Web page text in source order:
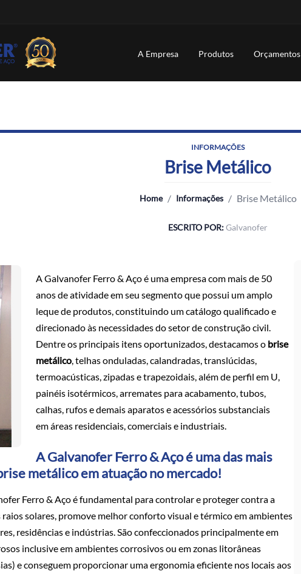
A Empresa Produtos Orçamentos
INFORMAÇÕES
Brise Metálico
Home / Informações / Brise Metálico
ESCRITO POR:Galvanofer
A Galvanofer Ferro & Aço é uma empresa com mais de 50
anos de atividade em seu segmento que possui um amplo
leque de produtos, constituindo um catálogo qualificado e
direcionado às necessidades do setor de construção civil.
Dentre os principais itens oportunizados, destacamos o brise
metálico, telhas onduladas, calandradas, translúcidas,
termoacústicas, zipadas e trapezoidais, além de perfil em U,
painéis isotérmicos, arremates para acabamento, tubos,
calhas, rufos e demais aparatos e acessórios substanciais
em áreas residenciais, comerciais e industriais.
A Galvanofer Ferro & Aço é uma das mais
metálico em atuação no mercado!
Ferro & Aço é fundamental para controlar e proteger contra a
solares, promove melhor conforto visual e térmico em ambientes
residências e indústrias. São confeccionados principalmente em
inclusive em ambientes corrosivos ou em zonas litorâneas
e conseguem proporcionar uma ergonomia eficiente nos locais aos